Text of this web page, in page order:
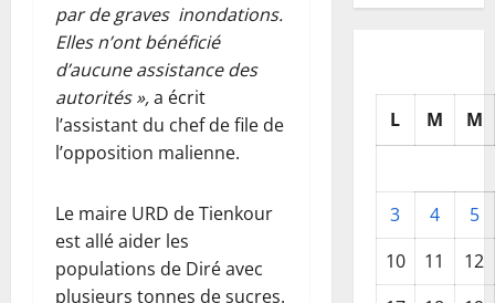
par de graves inondations.
Elles n’ont bénéficié
d’aucune assistance des
autorités »,a écrit
l’assistant du chef de file de
l’opposition malienne.
Le maire URD de Tienkour
est allé aider les
populations de Diré avec
plusieurs tonnes de sucres.
L M M
3 4
5
10
11
12